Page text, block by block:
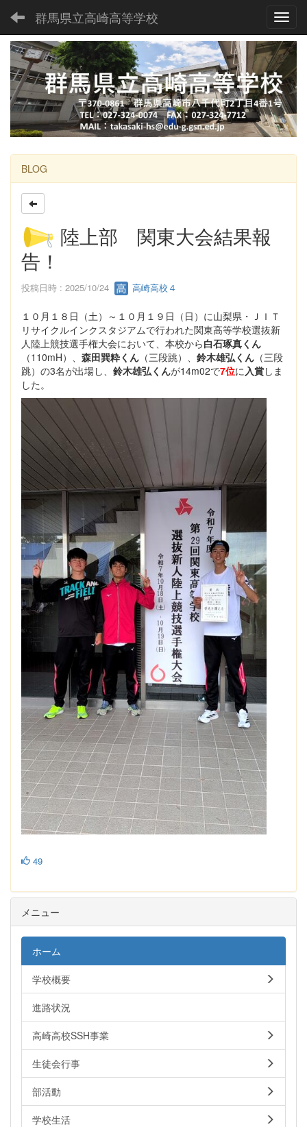
群馬県立高崎高等学校
BLOG
陸上部 関東大会結果報
告！
投稿日時 : 2025/10/24 高崎高校４
１０月１８日（土）～１０月１９日（日）に山梨県・ＪＩＴ
リサイクルインクスタジアムで行われた関東高等学校選抜新
人陸上競技選手権大会において、本校から白石琢真くん
（110mH）、 森田巽粋くん （三段跳）、 鈴木雄弘くん （三段
跳）の3名が出場し、 鈴木雄弘くんが14m02で7位に入賞しま
した。
49
メニュー
ホーム
学校概要
進路状況
高崎高校SSH事業
生徒会行事
部活動
学校生活